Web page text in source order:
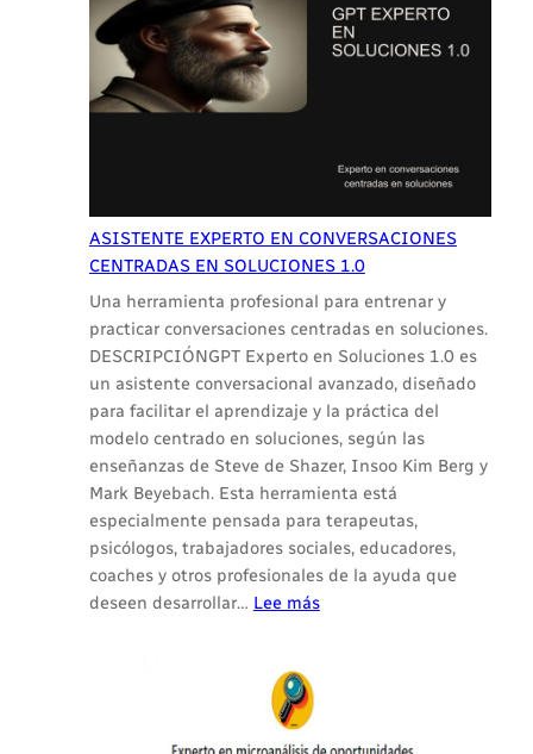
EXPERTO
EN
EL
ABORDAJE
DESATASCADOR-
ASISTENTE EXPERTO EN CONVERSACIONES
CENTRADAS EN SOLUCIONES 1.0
Una herramienta profesional para entrenar y
practicar conversaciones centradas en soluciones.
DESCRIPCIÓNGPT Experto en Soluciones 1.0 es
un asistente conversacional avanzado, diseñado
para facilitar el aprendizaje y la práctica del
modelo centrado en soluciones, según las
enseñanzas de Steve de Shazer, Insoo Kim Berg y
Mark Beyebach. Esta herramienta está
especialmente pensada para terapeutas,
psicólogos, trabajadores sociales, educadores,
coaches y otros profesionales de la ayuda que
deseen desarrollar… Lee más:
CENTRADAS